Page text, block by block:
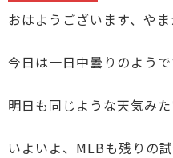
おはようございます、や
今日は一日中曇りのよう
明日も同じような天気み
いよいよ、MLBも残りの